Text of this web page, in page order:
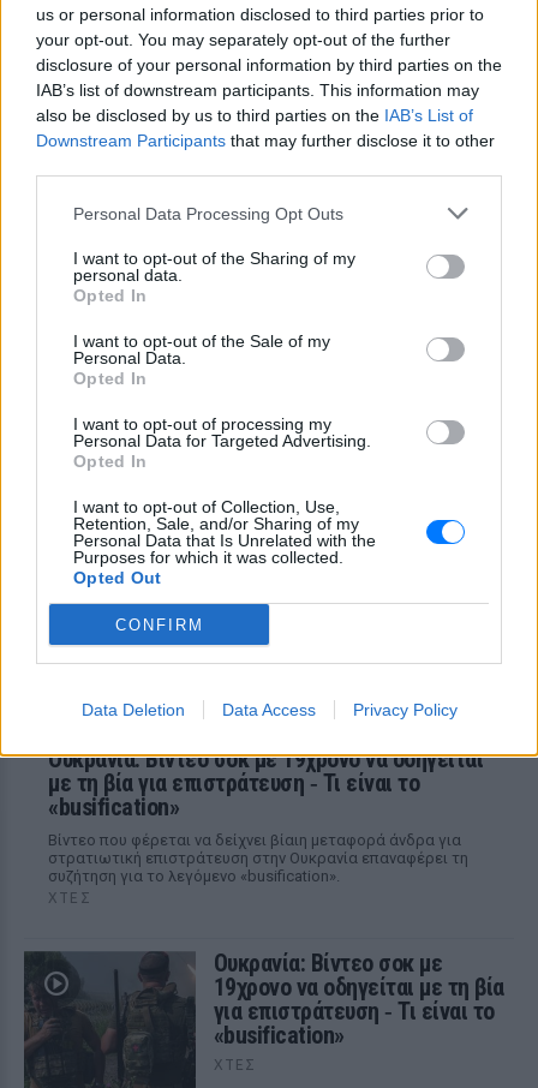
us or personal information disclosed to third parties prior to
your opt-out. You may separately opt-out of the further
disclosure of your personal information by third parties on the
IAB’s list of downstream participants. This information may
also be disclosed by us to third parties on the IAB’s List of
Downstream Participants that may further disclose it to other
Personal Data Processing Opt Outs
I want to opt-out of the Sharing of my
personal data.
Opted In
I want to opt-out of the Sale of my
Personal Data.
Opted In
I want to opt-out of processing my
Personal Data for Targeted Advertising.
Opted In
I want to opt-out of Collection, Use,
Retention, Sale, and/or Sharing of my
Personal Data that Is Unrelated with the
Purposes for which it was collected.
Opted Out
CONFIRM
Data Deletion Data Access Privacy Policy
δικαιούχου και την περίοδο διαμονής.
4χρονος στην Πάρο:
Ανθρωποκτονία από αμέλεια
στο beach bar ‑ Τι έδειξε η
έρευνα
ΠΡΙΝ 10 ΏΡΕΣ
φημισμένη παραλία της Πάρου
αντιμετωπίζουν κατηγορίες μετά τον
ιδιοκτήτης, δηλωμένος ως
ναυαγοσώστης, παραπέμπεται στον
Τροχαίο στη λεωφόρο
Αθηνών‑Σουνίου: Αναστροφή ΙΧ
Δύο αστυνομικοί τραυματίες
ΠΡΙΝ 10 ΏΡΕΣ
ενοικιαζόμενο όχημα επέβαιναν τέσσερα
άτομα, ενώ η κατάσταση ενός εκ των
τραυματιών εμπνέει ανησυχία.
Ουκρανία: Βίντεο σοκ με 19χρονο να οδηγείται
με τη βία για επιστράτευση ‑ Τι είναι το
«busification»
Βίντεο που φέρεται να δείχνει βίαιη μεταφορά άνδρα για
στρατιωτική επιστράτευση στην Ουκρανία επαναφέρει τη
συζήτηση για το λεγόμενο «busification».
ΧΤΕΣ
Ουκρανία: Βίντεο σοκ με
19χρονο να οδηγείται με τη βία
για επιστράτευση ‑ Τι είναι το
«busification»
ΧΤΕΣ